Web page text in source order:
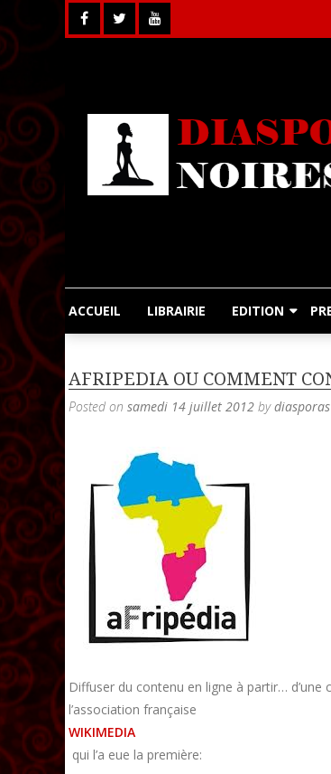
Skip
to
ACCUEIL LIBRAIRIE EDITION
AFRIPEDIA OU COMMENT
Posted on samedi 14 juillet 2012 bydiasporas
Diffuser du contenu en ligne à partir… d’une
l’association française
WIKIMEDIA
qui l’a eue la première: